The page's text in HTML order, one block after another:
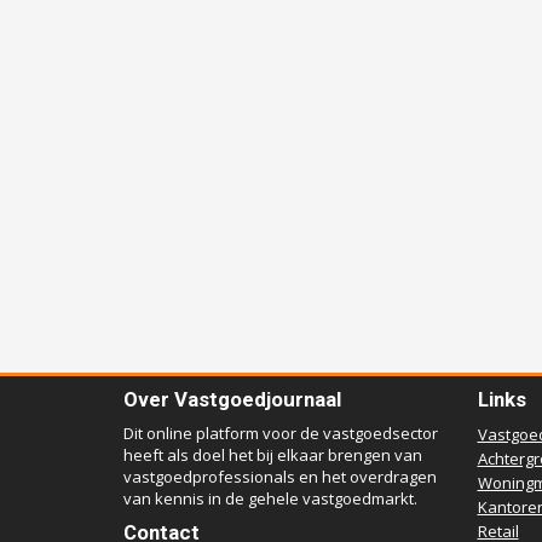
Over Vastgoedjournaal
Dit online platform voor de vastgoedsector
heeft als doel het bij elkaar brengen van
vastgoedprofessionals en het overdragen
van kennis in de gehele vastgoedmarkt.
Contact
Links
Retail